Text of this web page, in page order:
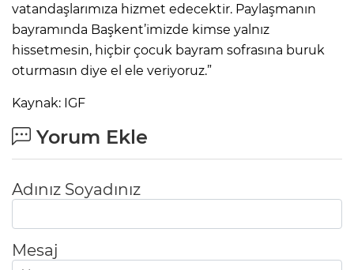
vatandaşlarımıza hizmet edecektir. Paylaşmanın
bayramında Başkent’imizde kimse yalnız
hissetmesin, hiçbir çocuk bayram sofrasına buruk
oturmasın diye el ele veriyoruz.”
Kaynak: IGF
Yorum Ekle
Adınız Soyadınız
Mesaj